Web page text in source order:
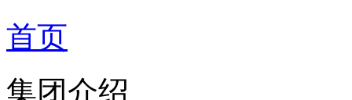
首页
集团介绍